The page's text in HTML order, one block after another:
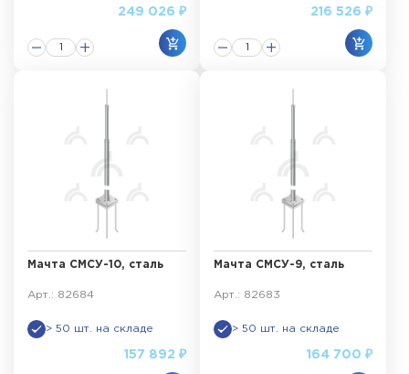
249 026 ₽ 216 526 ₽
Мачта СМСУ-10, сталь
Арт.: 82684
> 50 шт. на складе
157 892 ₽
Мачта СМСУ-9, сталь
Арт.: 82683
> 50 шт. на складе
164 700 ₽